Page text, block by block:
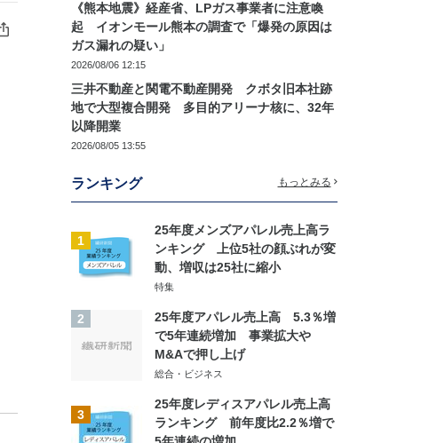
《熊本地震》経産省、LPガス事業者に注意喚
起 イオンモール熊本の調査で「爆発の原因は
ガス漏れの疑い」
2026/08/06 12:15
三井不動産と関電不動産開発 クボタ旧本社跡
地で大型複合開発 多目的アリーナ核に、32年
以降開業
2026/08/05 13:55
ランキング もっとみる
1
25年度メンズアパレル売上高ラ
ンキング 上位5社の顔ぶれが変
動、増収は25社に縮小
特集
2
25年度アパレル売上高 5.3％増
で5年連続増加 事業拡大や
M&Aで押し上げ
総合・ビジネス
3
25年度レディスアパレル売上高
ランキング 前年度比2.2％増で